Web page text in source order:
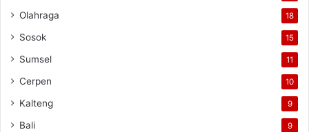
Olahraga 18
Sosok 15
Sumsel 11
Cerpen 10
Kalteng 9
Bali 9